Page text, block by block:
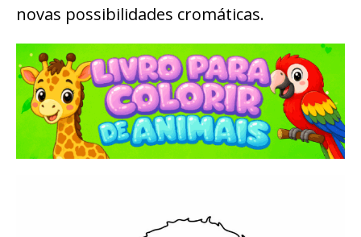
novas possibilidades cromáticas.